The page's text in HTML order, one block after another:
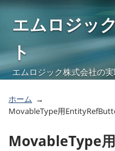
エムロジッ
ト
エムロジック株式会社の
ホーム
MovableType用
MovableType